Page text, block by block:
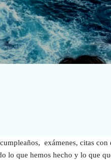
Ir al contenido
exámenes, citas
lo que hemos hecho y lo que